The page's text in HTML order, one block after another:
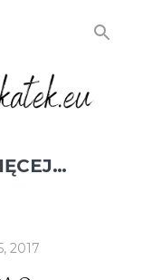
2017